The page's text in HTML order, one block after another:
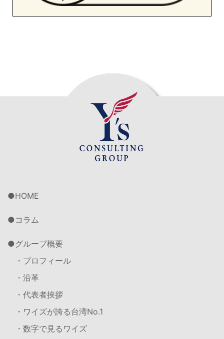
HOME
コラム
グループ概要
・プロフィール
・沿革
・代表者挨拶
・ワイズが誇る台湾No.1
・数字で見るワイズ